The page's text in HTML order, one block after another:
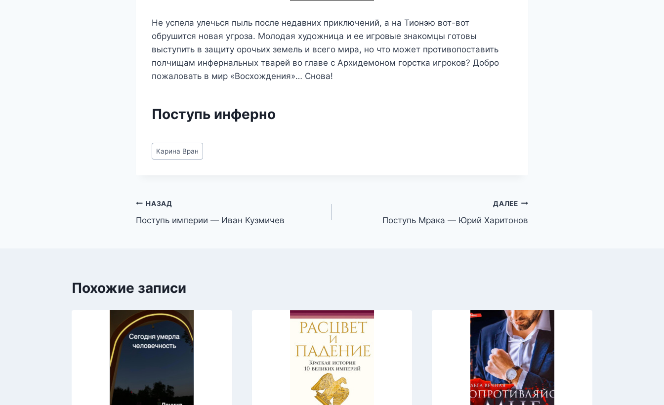
Не успела улечься пыль после недавних приключений, а на Тионэю вот-вот
обрушится новая угроза. Молодая художница и ее игровые знакомцы готовы
выступить в защиту орочьих земель и всего мира, но что может противопоставить
полчищам инфернальных тварей во главе с Архидемоном горстка игроков? Добро
пожаловать в мир «Восхождения»… Снова!
Поступь инферно
Метки
записи:
Карина Вран
Навигация
по
НАЗАД
Поступь империи — Иван Кузмичев
ДАЛЕЕ
Поступь Мрака — Юрий Харитонов
Похожие записи